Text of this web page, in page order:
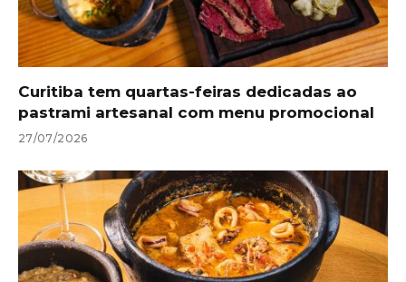
Curitiba tem quartas-feiras dedicadas ao
pastrami artesanal com menu promocional
27/07/2026